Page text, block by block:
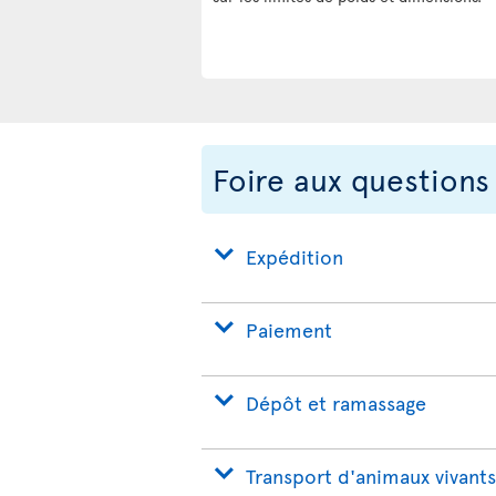
Foire aux questions
Expédition
Paiement
Dépôt et ramassage
Transport d'animaux vivants